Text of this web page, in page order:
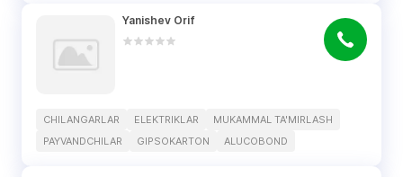
Yanishev Orif
CHILANGARLAR ELEKTRIKLAR
MUKAMMAL TA'MIRLASH
PAYVANDCHILAR
GIPSOKARTON ALUCOBOND